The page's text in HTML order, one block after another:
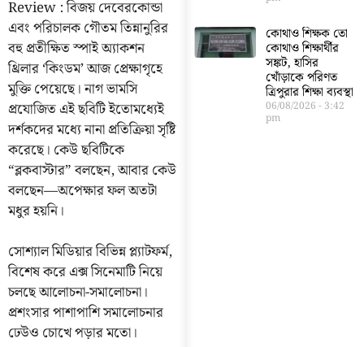
Review : বিজয় দেবেরকোন্ডা
এবং পরিচালক গৌতম তিন্নানুরির
বহু প্রতীক্ষিত স্পাই অ্যাকশন
থ্রিলার ‘কিংডম’ আজ প্রেক্ষাগৃহে
মুক্তি পেয়েছে। নাগ ভামসি
প্রযোজিত এই ছবিটি ইতোমধ্যেই
দর্শকদের মধ্যে নানা প্রতিক্রিয়া সৃষ্টি
করেছে। কেউ ছবিটিকে
“ব্লকবাস্টার” বলছেন, আবার কেউ
বলছেন—অপেক্ষার ফল অতটা
মধুর হয়নি।
সোশ্যাল মিডিয়ার বিভিন্ন প্ল্যাটফর্ম,
বিশেষ করে এক্স সিনেমাটি নিয়ে
চলছে আলোচনা-সমালোচনা।
প্রশংসার পাশাপাশি সমালোচনার
ঢেউও চোখে পড়ার মতো।
কোথাও শিক্ষক তো
কোথাও শিক্ষার্থীর
সঙ্কট, হাসির
খোঁড়াকে পরিণত
ত্রিপুরার শিক্ষা ব্যবস্থা
06/08/2026 3:42
pm